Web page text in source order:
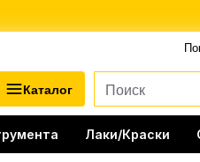
Каталог
Лаки/Краски